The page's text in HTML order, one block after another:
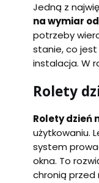
Jedną z
na wymiar
potrzeby
stanie, co jest
instalacja. W
Rolety
Rolety dzień
użytkowaniu.
system
okna. To
chronią